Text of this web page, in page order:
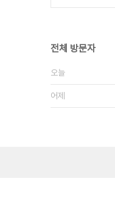
전체 방문자
오늘
어제